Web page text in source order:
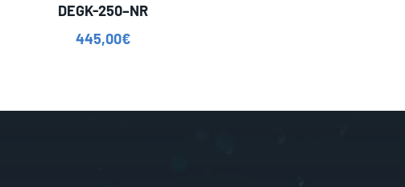
DEGK-250–NR
445,00€